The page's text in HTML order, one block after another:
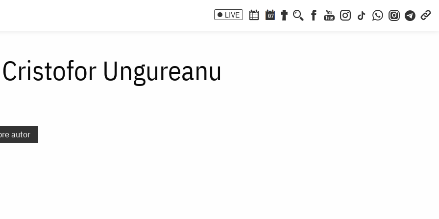
LIVE 07
Ungureanu
autor